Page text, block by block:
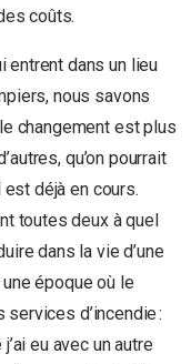
coûts.
entrent dans un lieu
nous savons
changement est plus
qu’on pourrait
déjà en cours.
toutes deux à quel
dans la vie d’une
époque où le
d’incendie :
eu avec un autre